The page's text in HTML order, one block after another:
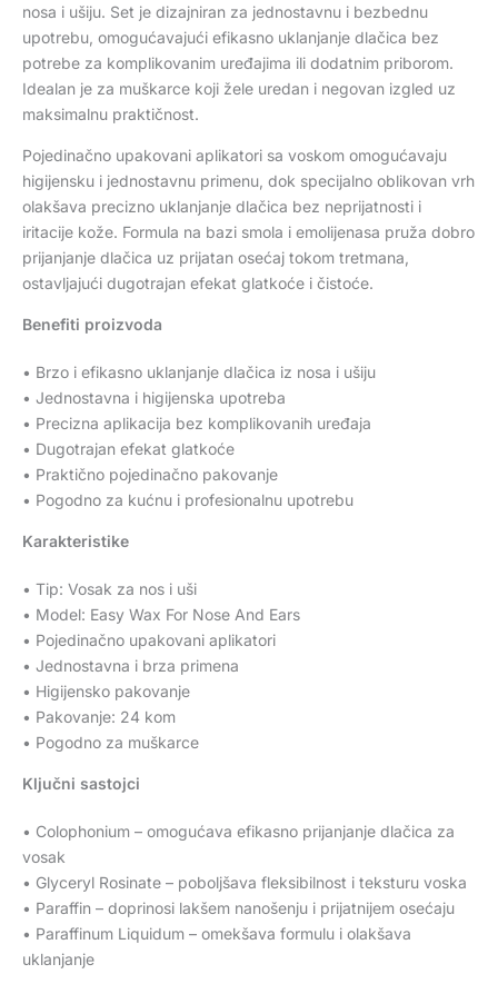
nosa i ušiju. Set je dizajniran za jednostavnu i bezbednu
upotrebu, omogućavajući efikasno uklanjanje dlačica bez
potrebe za komplikovanim uređajima ili dodatnim priborom.
Idealan je za muškarce koji žele uredan i negovan izgled uz
maksimalnu praktičnost.
Pojedinačno upakovani aplikatori sa voskom omogućavaju
higijensku i jednostavnu primenu, dok specijalno oblikovan vrh
olakšava precizno uklanjanje dlačica bez neprijatnosti i
iritacije kože. Formula na bazi smola i emolijenasa pruža dobro
prijanjanje dlačica uz prijatan osećaj tokom tretmana,
ostavljajući dugotrajan efekat glatkoće i čistoće.
Benefiti proizvoda
• Brzo i efikasno uklanjanje dlačica iz nosa i ušiju
• Jednostavna i higijenska upotreba
• Precizna aplikacija bez komplikovanih uređaja
• Dugotrajan efekat glatkoće
• Praktično pojedinačno pakovanje
• Pogodno za kućnu i profesionalnu upotrebu
Karakteristike
• Tip: Vosak za nos i uši
• Model: Easy Wax For Nose And Ears
• Pojedinačno upakovani aplikatori
• Jednostavna i brza primena
• Higijensko pakovanje
• Pakovanje: 24 kom
• Pogodno za muškarce
Ključni sastojci
• Colophonium – omogućava efikasno prijanjanje dlačica za
vosak
• Glyceryl Rosinate – poboljšava fleksibilnost i teksturu voska
• Paraffin – doprinosi lakšem nanošenju i prijatnijem osećaju
• Paraffinum Liquidum – omekšava formulu i olakšava
uklanjanje